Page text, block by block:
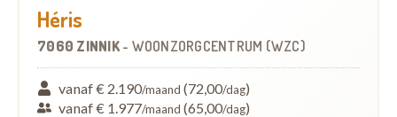
Héris
7060 ZINNIK- WOONZORGCENTRUM (WZC)
vanaf € 2.190/maand (72,00/dag)
vanaf € 1.977/maand (65,00/dag)